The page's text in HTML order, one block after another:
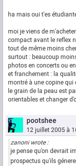
ha mais oui t'es
moi je viens de
compact avant le reflex
tout de même moins
surtout : beaucoup
photos en concerts ou
et franchement : la
montré à une copine qui
le grain de la peau est
orientables et changer
pootshee
12 juillet 2005 à
zanoni wrote :
je pense qu'on devrait
prospectus qu'ils